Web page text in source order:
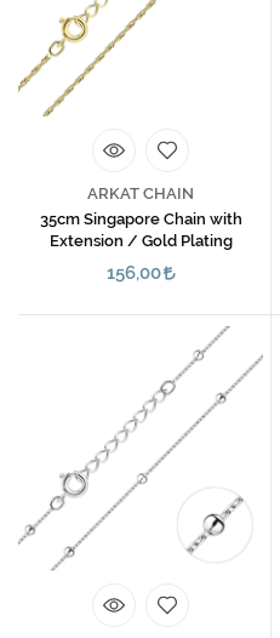
ARKAT CHAIN
35cm Singapore Chain with
Extension / Gold Plating
156,00